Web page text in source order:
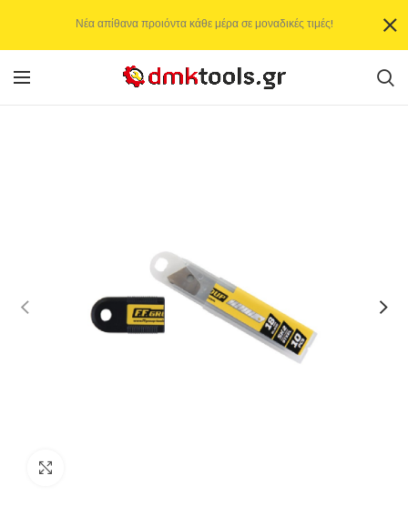
Νέα απίθανα προιόντα κάθε μέρα σε μοναδικές τιμές!